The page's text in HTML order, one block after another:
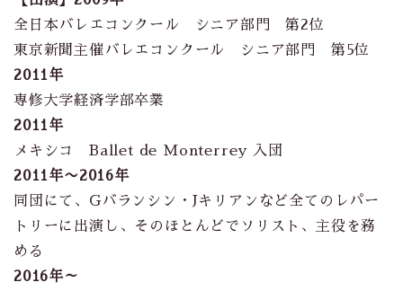
全日本バレエコンクール シニア部門 第2位
東京新聞主催バレエコンクール シニア部門 第5位
2011年
専修大学経済学部卒業
2011年
メキシコ Ballet de Monterrey 入団
2011年〜2016年
同団にて、Gバランシン・Jキリアンなど全てのレパー
トリーに出演し、そのほとんどでソリスト、主役を務
める
2016年～